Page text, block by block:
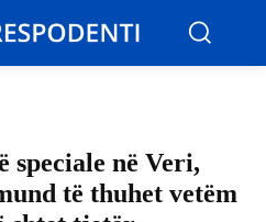
speciale në Veri,
të thuhet vetëm